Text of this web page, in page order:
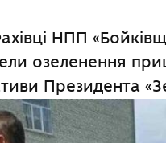
НПП
озеленення
Президента